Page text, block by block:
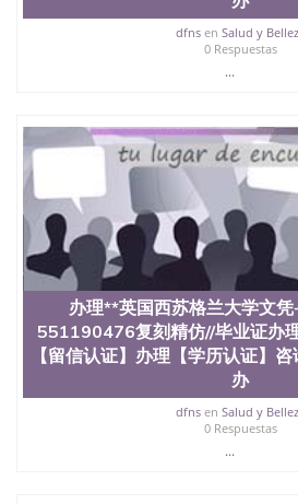
昆士兰大学学历成绩单购买学位证
士做文凭/购买澳洲大学毕业证成
理**英国谢菲尔德大学文凭+成绩
认证（可查）线上快速操作，诚
dfnsen Salud y
0 Respuestas
...
办理**英国西苏格兰大学文
551190476复刻精仿//毕业证办
【留信认证】办理【学历认证】
办
dfnsen Salud y
0 Respuestas
...